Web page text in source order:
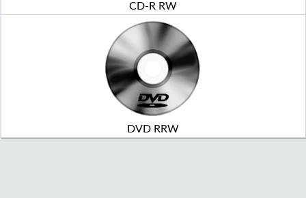
CD-R RW
DVD RRW